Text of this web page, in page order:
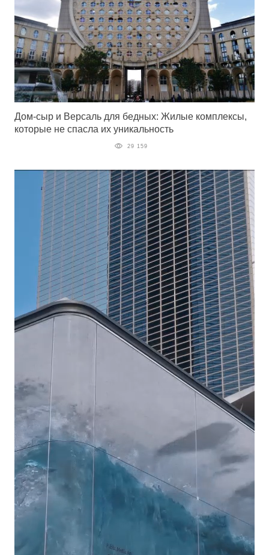
Дом-сыр и Версаль для бедных: Жилые комплексы,
которые не спасла их уникальность
29 159